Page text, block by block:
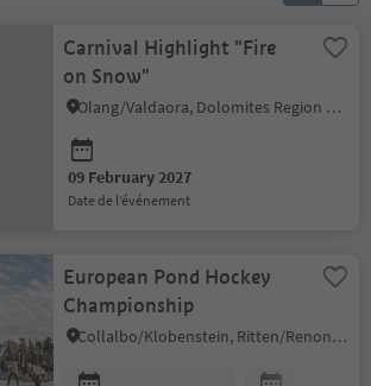
Carnival Highlight "Fire
on Snow"
Olang/Valdaora, Dolomites Region Kronplatz/Plan de Corones
09 February 2027
date de l’événement
European Pond Hockey
Championship
Collalbo/Klobenstein, Ritten/Renon, Bolzano/Bozen and environs